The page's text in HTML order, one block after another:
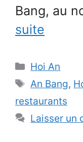
Bang, au
suite
Catégories
Hoi An
Étiquettes
An Bang,
restaurants
Laisser un